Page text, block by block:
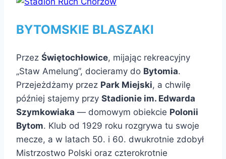
BYTOMSKIE BLASZAKI
Przez Świętochłowice, mijając rekreacyjny
„Staw Amelung”, docieramy do Bytomia.
Przejeżdżamy przez Park Miejski, a chwilę
później stajemy przy Stadionie im. Edwarda
Szymkowiaka — domowym obiekcie Polonii
Bytom. Klub od 1929 roku rozgrywa tu swoje
mecze, a w latach 50. i 60. dwukrotnie zdobył
Mistrzostwo Polski oraz czterokrotnie